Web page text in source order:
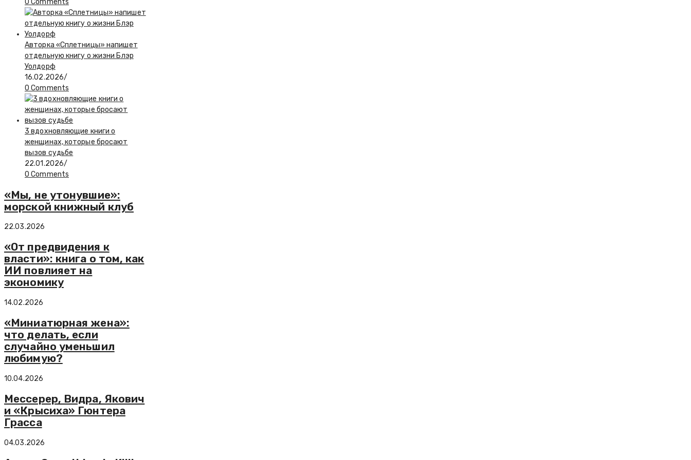
0 Comments
Авторка «Сплетницы» напишет
отдельную книгу о жизни Блэр
Уолдорф
16.02.2026/
0 Comments
3 вдохновляющие книги о
женщинах, которые бросают
вызов судьбе
22.01.2026/
0 Comments
«Мы, не утонувшие»:
морской книжный клуб
22.03.2026
«От предвидения к
власти»: книга о том, как
ИИ повлияет на
экономику
14.02.2026
«Миниатюрная жена»:
что делать, если
случайно уменьшил
любимую?
10.04.2026
Мессерер, Видра, Якович
и «Крысиха» Гюнтера
Грасса
04.03.2026